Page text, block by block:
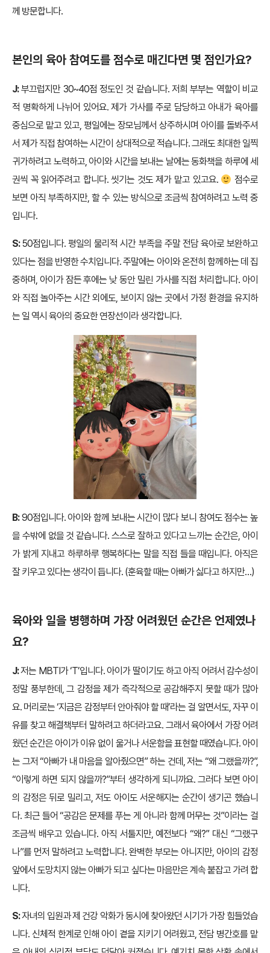
께 방문합니다.
본인의 육아 참여도를 점수로 매긴다면 몇 점인가요?
J:부끄럽지만 30~40점 정도인 것 같습니다. 저희 부부는 역할이 비교
적 명확하게 나뉘어 있어요. 제가 가사를 주로 담당하고 아내가 육아를
중심으로 맡고 있고, 평일에는 장모님께서 상주하시며 아이를 돌봐주셔
서 제가 직접 참여하는 시간이 상대적으로 적습니다. 그래도 최대한 일찍
귀가하려고 노력하고, 아이와 시간을 보내는 날에는 동화책을 하루에 세
권씩 꼭 읽어주려고 합니다. 씻기는 것도 제가 맡고 있고요.
점수로
보면 아직 부족하지만, 할 수 있는 방식으로 조금씩 참여하려고 노력 중
입니다.
S:50점입니다. 평일의 물리적 시간 부족을 주말 전담 육아로 보완하고
있다는 점을 반영한 수치입니다. 주말에는 아이와 온전히 함께하는 데 집
중하며, 아이가 잠든 후에는 낮 동안 밀린 가사를 직접 처리합니다. 아이
와 직접 놀아주는 시간 외에도, 보이지 않는 곳에서 가정 환경을 유지하
는 일 역시 육아의 중요한 연장선이라 생각합니다.
B:90점입니다. 아이와 함께 보내는 시간이 많다 보니 참여도 점수는 높
을 수밖에 없을 것 같습니다. 스스로 잘하고 있다고 느끼는 순간은, 아이
가 밝게 지내고 하루하루 행복하다는 말을 직접 들을 때입니다. 아직은
잘 키우고 있다는 생각이 듭니다. (훈육할 때는 아빠가 싫다고 하지만…)
육아와 일을 병행하며 가장 어려웠던 순간은 언제였나
요?
J:저는 MBTI가 ‘T’입니다. 아이가 딸이기도 하고 아직 어려서 감수성이
정말 풍부한데, 그 감정을 제가 즉각적으로 공감해주지 못할 때가 많아
요. 머리로는 ‘지금은 감정부터 안아줘야 할 때’라는 걸 알면서도, 자꾸 이
유를 찾고 해결책부터 말하려고 하더라고요. 그래서 육아에서 가장 어려
웠던 순간은 아이가 이유 없이 울거나 서운함을 표현할 때였습니다. 아이
는 그저 “아빠가 내 마음을 알아줬으면” 하는 건데, 저는 “왜 그랬을까?”,
“이렇게 하면 되지 않을까?”부터 생각하게 되니까요. 그러다 보면 아이
의 감정은 뒤로 밀리고, 저도 아이도 서운해지는 순간이 생기곤 했습니
다. 최근 들어 “공감은 문제를 푸는 게 아니라 함께 머무는 것”이라는 걸
조금씩 배우고 있습니다. 아직 서툴지만, 예전보다 “왜?” 대신 “그랬구
나”를 먼저 말하려고 노력합니다. 완벽한 부모는 아니지만, 아이의 감정
앞에서 도망치지 않는 아빠가 되고 싶다는 마음만은 계속 붙잡고 가려 합
니다.
S:자녀의 입원과 제 건강 악화가 동시에 찾아왔던 시기가 가장 힘들었습
니다. 신체적 한계로 인해 아이 곁을 지키기 어려웠고, 전담 병간호를 맡